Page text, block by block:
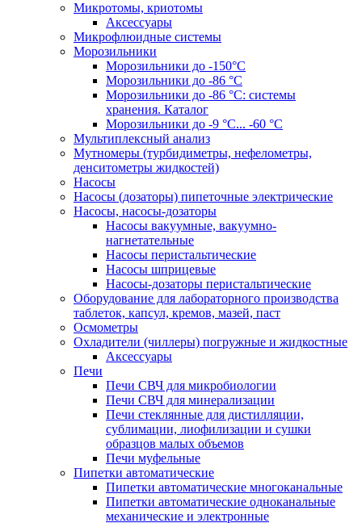
Микротомы, криотомы
Аксессуары
Микрофлюидные системы
Морозильники
Морозильники до -150°С
Морозильники до -86 °C
Морозильники до -86 °C: системы
хранения. Каталог
Морозильники до -9 °C... -60 °C
Мультиплексный анализ
Мутномеры (турбидиметры, нефелометры,
денситометры жидкостей)
Насосы
Насосы (дозаторы) пипеточные электрические
Насосы, насосы-дозаторы
Насосы вакуумные, вакуумно-
нагнетательные
Насосы перистальтические
Насосы шприцевые
Насосы-дозаторы перистальтические
Оборудование для лабораторного производства
таблеток, капсул, кремов, мазей, паст
Осмометры
Охладители (чиллеры) погружные и жидкостные
Аксессуары
Печи
Печи СВЧ для микробиологии
Печи СВЧ для минерализации
Печи стеклянные для дистилляции,
сублимации, лиофилизации и сушки
образцов малых объемов
Печи муфельные
Пипетки автоматические
Пипетки автоматические многоканальные
Пипетки автоматические одноканальные
механические и электронные